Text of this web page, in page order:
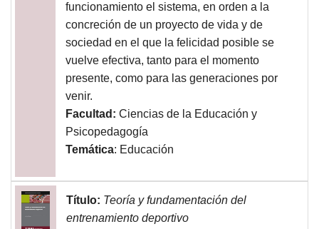
funcionamiento el sistema, en orden a la
concreción de un proyecto de vida y de
sociedad en el que la felicidad posible se
vuelve efectiva, tanto para el momento
presente, como para las generaciones por
venir.
Facultad: Ciencias de la Educación y
Psicopedagogía
Temática: Educación
Título: Teoría y fundamentación del
entrenamiento deportivo